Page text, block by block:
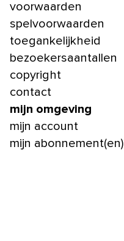
voorwaarden
spelvoorwaarden
toegankelijkheid
bezoekersaantallen
copyright
contact
mijn omgeving
mijn account
mijn abonnement(en)